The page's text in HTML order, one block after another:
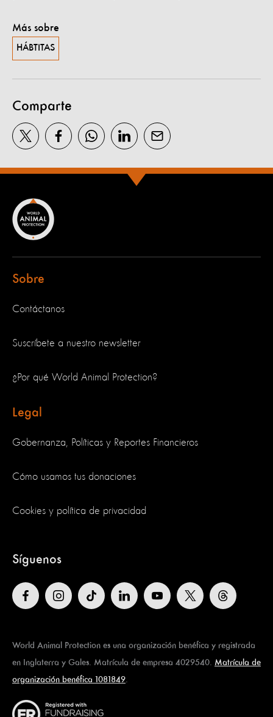
Más sobre
HÁBTITAS
Comparte
Sobre
Contáctanos
Suscríbete a nuestro newsletter
¿Por qué World Animal Protection?
Legal
Gobernanza, Políticas y Reportes Financieros
Cómo usamos tus donaciones
Cookies y política de privacidad
Síguenos
World Animal Protection es una organización benéfica y registrada
en Inglaterra y Gales. Matrícula de empresa 4029540. Matrícula de
organización benéfica 1081849